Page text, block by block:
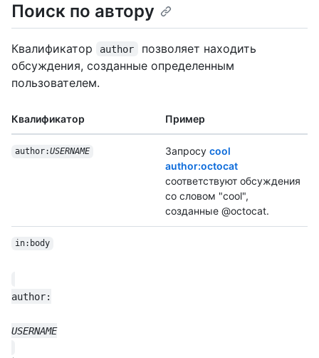
Поиск по автору
Квалификатор author
позволяет находить
обсуждения, созданные определенным
пользователем.
Квалификатор Пример
author:USERNAME Запросу cool
author:octocat
соответствуют обсуждения
со словом "cool",
созданные @octocat.
in:body